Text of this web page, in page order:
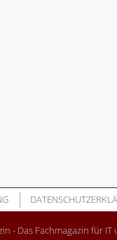
- Das Fachmagazin für